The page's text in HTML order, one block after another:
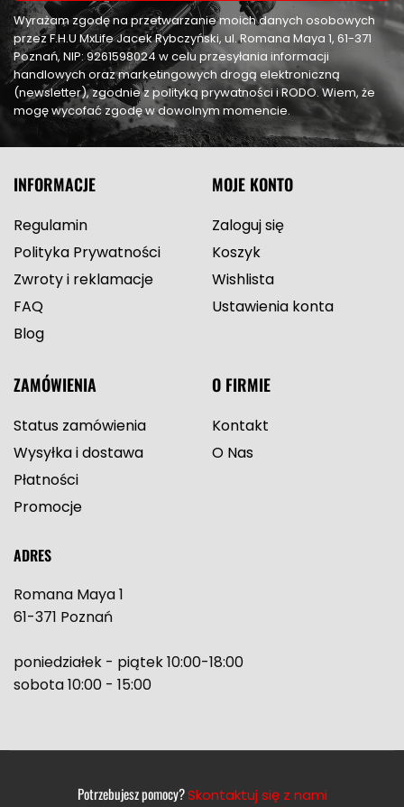
Wyrażam zgodę na przetwarzanie moich danych osobowych
przez F.H.U MxLife Jacek Rybczyński, ul. Romana Maya 1, 61-371
Poznań, NIP: 9261598024 w celu przesyłania informacji
handlowych oraz marketingowych drogą elektroniczną
(newsletter), zgodnie z polityką prywatności i RODO. Wiem, że
mogę wycofać zgodę w dowolnym momencie.
INFORMACJE
Regulamin
Polityka Prywatności
Zwroty i reklamacje
FAQ
Blog
MOJE KONTO
Zaloguj się
Koszyk
Wishlista
Ustawienia konta
ZAMÓWIENIA
Status zamówienia
Wysyłka i dostawa
Płatności
Promocje
O FIRMIE
Kontakt
O Nas
ADRES
Romana Maya 1
61-371 Poznań
poniedziałek - piątek 10:00-18:00
sobota 10:00 - 15:00
Potrzebujesz pomocy?Skontaktuj się z nami